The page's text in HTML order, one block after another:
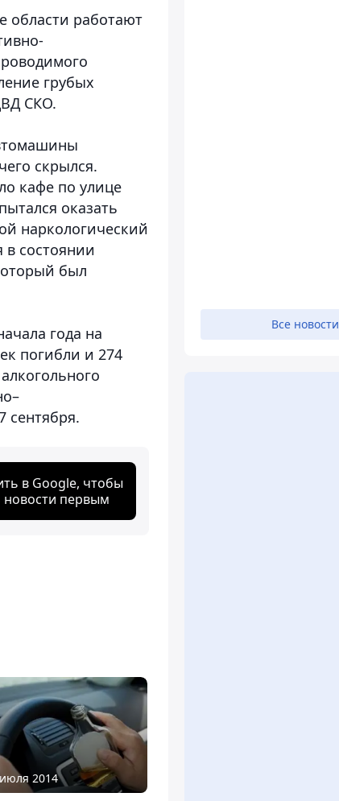
области работают
грубых
СКО.
скрылся.
кафе по улице
оказать
наркологический
в состоянии
был
года на
погибли и 274
сентября.
в Google, чтобы
новости первым
2014
Все новости